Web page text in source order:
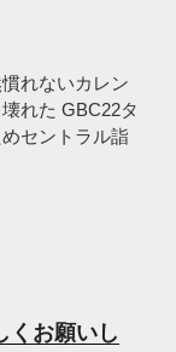
れないカレン
れた GBC22タ
セントラル詣
くお願いし